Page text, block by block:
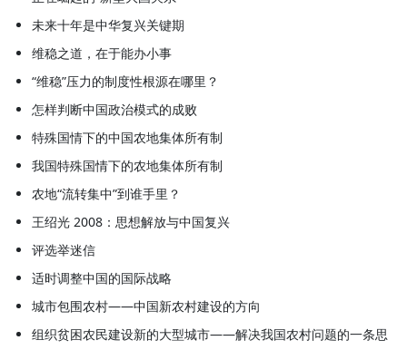
未来十年是中华复兴关键期
维稳之道，在于能办小事
“维稳”压力的制度性根源在哪里？
怎样判断中国政治模式的成败
特殊国情下的中国农地集体所有制
我国特殊国情下的农地集体所有制
农地“流转集中”到谁手里？
王绍光 2008：思想解放与中国复兴
评选举迷信
适时调整中国的国际战略
城市包围农村——中国新农村建设的方向
组织贫困农民建设新的大型城市——解决我国农村问题的一条思